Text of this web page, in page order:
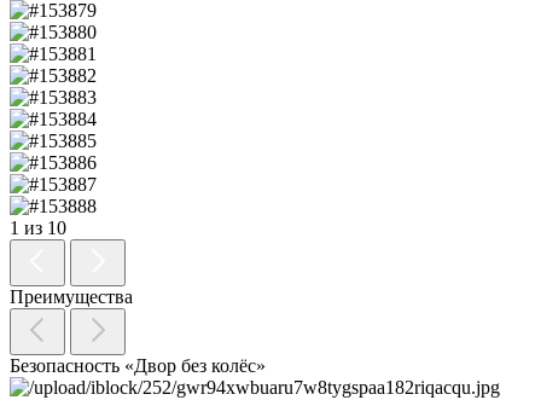
1 из 10
Преимущества
Безопасность «Двор без колёс»